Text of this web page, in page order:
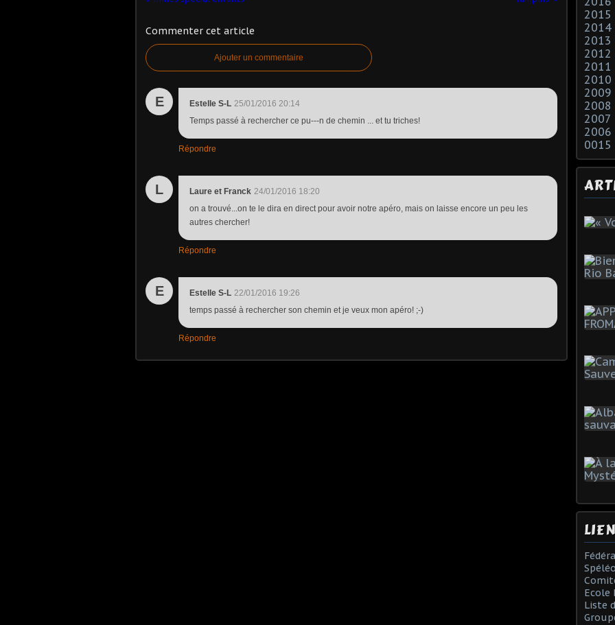
Commenter cet article
Ajouter un commentaire
E Estelle S-L 25/01/2016 20:14
Temps passé à rechercher ce pu---n de chemin ... et tu triches!
Répondre
L Laure et Franck 24/01/2016 18:20
on a trouvé...on te le dira en direct pour avoir notre apéro, mais on laisse encore un peu les
autres chercher!
Répondre
E Estelle S-L 22/01/2016 19:26
temps passé à rechercher son chemin et je veux mon apéro! ;-)
Répondre
2015
2014
2013
2012
2011
2010
2009
2008
2007
2006
0015
Ecole
Liste